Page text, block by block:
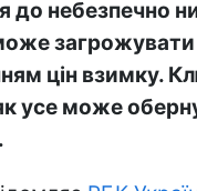
до небезпечно
цін взимку.
усе може